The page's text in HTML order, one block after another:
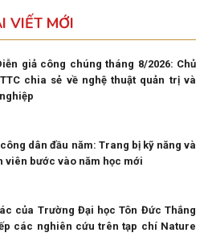
VIẾT MỚI
giả công chúng tháng 8/2026: Chủ
chia sẻ về nghệ thuật quản trị và
dân đầu năm: Trang bị kỹ năng và
viên bước vào năm học mới
của Trường Đại học Tôn Đức Thắng
các nghiên cứu trên tạp chí Nature